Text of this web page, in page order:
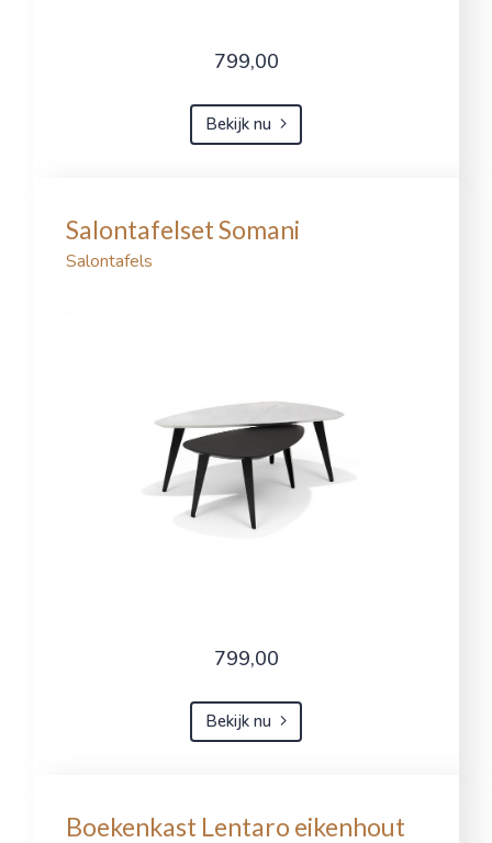
799,00
Bekijk nu
Salontafelset Somani
Salontafels
799,00
Bekijk nu
Boekenkast Lentaro eikenhout